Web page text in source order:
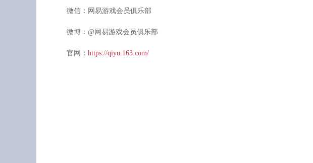
微信：网易游戏会员俱乐部
微博：@网易游戏会员俱乐部
官网： https://qiyu.163.com/